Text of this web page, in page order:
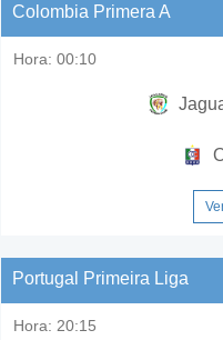
Colombia Primera A
Hora: 00:10
Portugal Primeira Liga
Hora: 20:15